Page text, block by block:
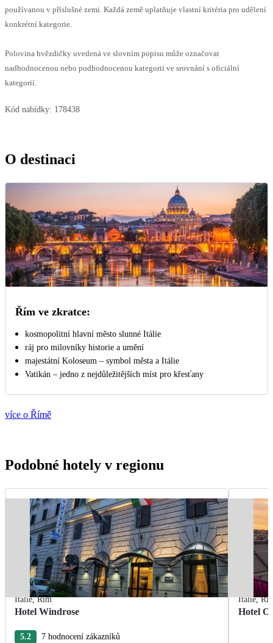
používanou v příslušné zemi. Každá země uplatňuje vlastní kritéria pro udělení
konkrétní kategorie.
Polovina hvězdičky uvedená ve slovním popisu může označovat
nadhodnocenou nebo podhodnocenou kategorii ve srovnání s oficiální
kategorií.
Kód nabídky: 178438
O destinaci
Řím ve zkratce:
kosmopolitní hlavní město slunné Itálie
ráj pro milovníky historie a umění
majestátní Koloseum – symbol města a Itálie
Vatikán – jedno z nejdůležitějších míst pro křesťany
více o Římě
Podobné hotely v regionu
Itálie,Řím
Hotel Windrose
5.2
7 hodnocení zákazníků
Itálie,
Hotel